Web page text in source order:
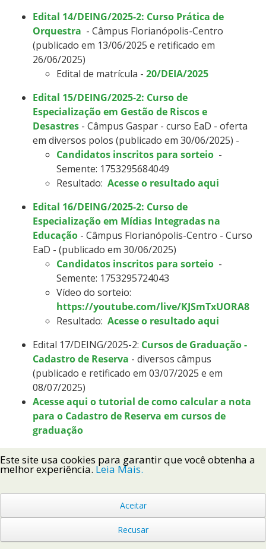
Edital 14/DEING/2025-2: Curso Prática de
Orquestra - Câmpus Florianópolis-Centro
(publicado em 13/06/2025 e retificado em
26/06/2025)
Edital de matrícula - 20/DEIA/2025
Edital 15/DEING/2025-2: Curso de
Especialização em Gestão de Riscos e
Desastres - Câmpus Gaspar - curso EaD - oferta
em diversos polos (publicado em 30/06/2025) -
Candidatos inscritos para sorteio -
Semente: 1753295684049
Resultado: Acesse o resultado aqui
Edital 16/DEING/2025-2: Curso de
Especialização em Mídias Integradas na
Educação - Câmpus Florianópolis-Centro - Curso
EaD - (publicado em 30/06/2025)
Candidatos inscritos para sorteio -
Semente: 1753295724043
Vídeo do sorteio:
https://youtube.com/live/KJSmTxUORA8
Resultado: Acesse o resultado aqui
Edital 17/DEING/2025-2: Cursos de Graduação -
Cadastro de Reserva - diversos câmpus
(publicado e retificado em 03/07/2025 e em
08/07/2025)
Acesse aqui o tutorial de como calcular a nota
para o Cadastro de Reserva em cursos de
graduação
Edital 18/DEING/2025-2: Curso de
Especialização em Educação a Distância na
ofertante Chapecó - Curso EaD - oferta em
diversos polos (publicado em 11/07/2025 e
retificado em 21/07/2025)
Candidatos inscritos para sorteio-
Este site usa cookies para garantir que você obtenha a
melhor experiência. Leia Mais.
Aceitar
Recusar